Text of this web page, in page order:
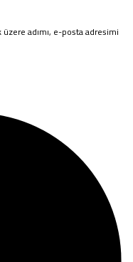
adımı, e-posta adresimi